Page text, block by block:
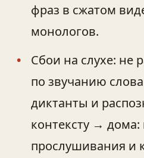
фраз в сжатом
монологов.
Сбои на слухе: не
по звучанию
диктанты и
контексту →
прослушивания и